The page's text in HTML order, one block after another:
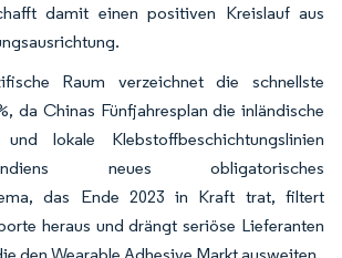
damit einen positiven Kreislauf aus
Raum verzeichnet die schnellste
da Chinas Fünfjahresplan die inländische
und lokale Klebstoffbeschichtungslinien
neues obligatorisches
das Ende 2023 in Kraft trat, filtert
heraus und drängt seriöse Lieferanten